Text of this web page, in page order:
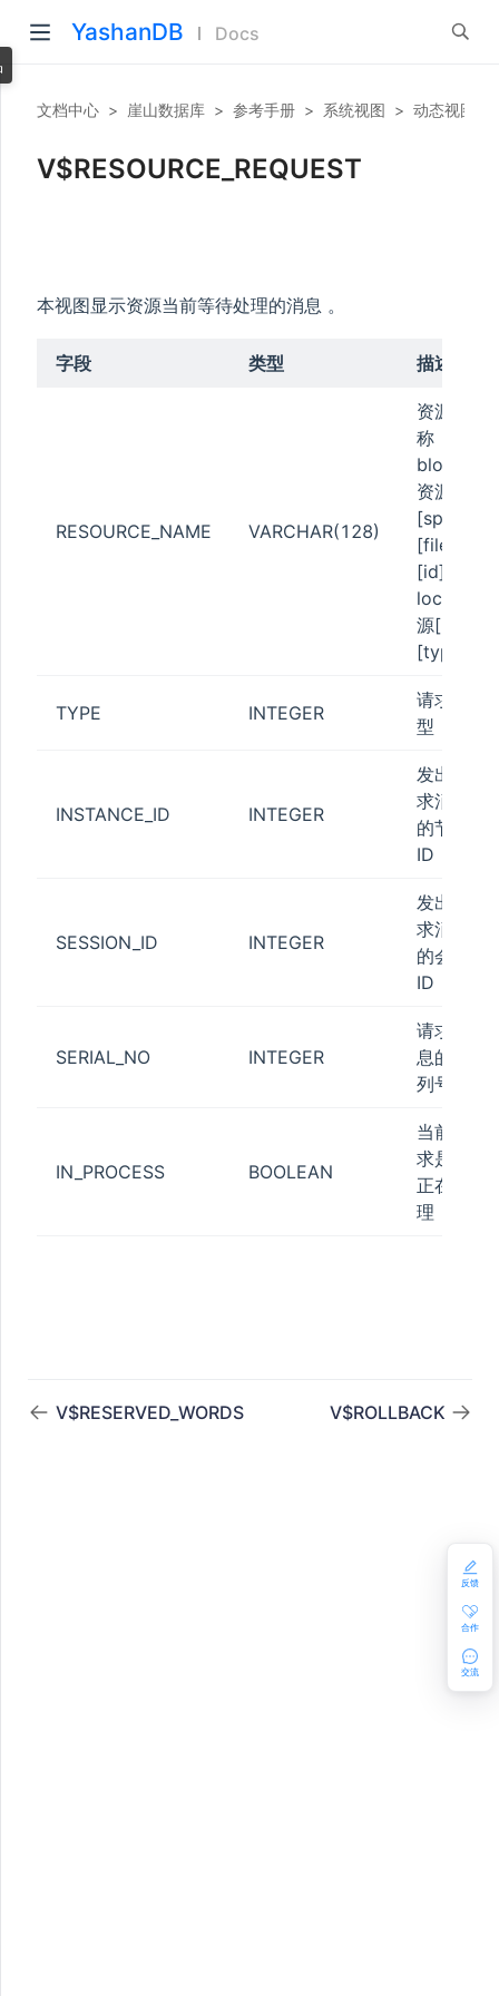
YashanDB Docs
文档中心 > 崖山数据库 > 参考手册 > 系统视图 > 动态视图
V$RESOURCE_REQUEST
本视图显示资源当前等待处理的消息 。
字段 类型 描述
RESOURCE_NAME VARCHAR(128)
资源名
称，
block
资源
[space]
[file]
[id]，
lock资
源[id],
[type]
TYPE INTEGER
请求类
型
INSTANCE_ID INTEGER
发出请
求消息
的节点
ID
SESSION_ID INTEGER
发出请
求消息
的会话
ID
SERIAL_NO INTEGER
请求消
息的序
列号
IN_PROCESS BOOLEAN
当前请
求是否
正在处
理
V$RESERVED_WORDS V$ROLLBACK
反馈
合作
交流